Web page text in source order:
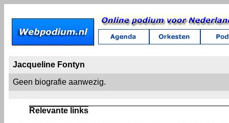
Jacqueline Fontyn
Geen biografie aanwezig.
Relevante links